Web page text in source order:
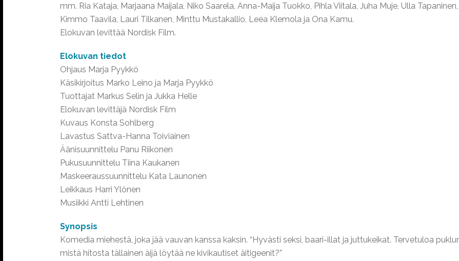
mm. Ria Kataja, Marjaana Maijala, Niko Saarela, Anna-Maija Tuokko, Pihla Viitala, Juha Muje, Ulla
Kimmo Taavila, Lauri Tilkanen, Minttu Mustakallio, Leea Klemola ja Ona Kamu.
Elokuvan levittää Nordisk Film.
Elokuvan tiedot
Ohjaus Marja Pyykkö
Käsikirjoitus Marko Leino ja Marja Pyykkö
Tuottajat Markus Selin ja Jukka Helle
Elokuvan levittäjä Nordisk Film
Kuvaus Konsta Sohlberg
Lavastus Sattva-Hanna Toiviainen
Äänisuunnittelu Panu Riikonen
Pukusuunnittelu Tiina Kaukanen
Maskeeraussuunnittelu Kata Launonen
Leikkaus Harri Ylönen
Musiikki Antti Lehtinen
Synopsis
Komedia miehestä, joka jää vauvan kanssa kaksin. “Hyvästi seksi, baari-illat ja juttukeikat. Tervetuloa
mistä hitosta tällainen äijä löytää ne kivikautiset äitigeenit?”